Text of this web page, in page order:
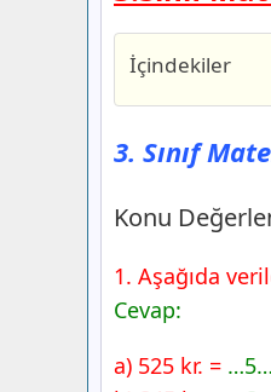
İçindekiler
3. Sınıf
Yayıncılık
Konu
3. Sınıf
Yayıncılık
2.Örnek
3. Sınıf
Konu
1. Aşağıda
Cevap:
a) 525 kr. =